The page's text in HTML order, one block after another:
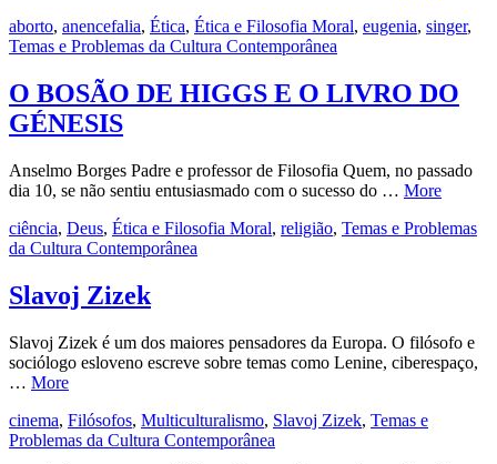
aborto, anencefalia, Ética, Ética e Filosofia Moral, eugenia, singer,
Temas e Problemas da Cultura Contemporânea
O BOSÃO DE HIGGS E O LIVRO DO
GÉNESIS
Anselmo Borges Padre e professor de Filosofia Quem, no passado
dia 10, se não sentiu entusiasmado com o sucesso do … More
ciência, Deus, Ética e Filosofia Moral, religião, Temas e Problemas
da Cultura Contemporânea
Slavoj Zizek
Slavoj Zizek é um dos maiores pensadores da Europa. O filósofo e
sociólogo esloveno escreve sobre temas como Lenine, ciberespaço,
… More
cinema, Filósofos, Multiculturalismo, Slavoj Zizek, Temas e
Problemas da Cultura Contemporânea